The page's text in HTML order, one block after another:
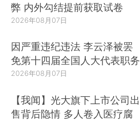
弊 内外勾结提前获取试卷
2026年08月07日
因严重违纪违法 李云泽被罢
免第十四届全国人大代表职务
2026年08月07日
【我闻】光大旗下上市公司出
售背后隐情 多人卷入医疗腐